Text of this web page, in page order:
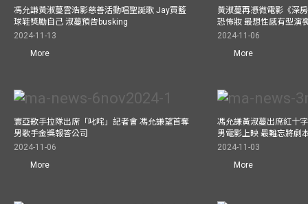
馮允謙黃淑蔓雲浩影慈善活動唱聖誕歌 Jay買籃
球鞋獎勵自己 淑蔓預告busking
2024-11-13
More
黃淑蔓再憑微電影《深
恐怖妝 最想性感有型演
2024-11-06
More
寰亞歌手拉隊出席「叱咤」記者會 馮允謙望首奪
男歌手金獎報答公司
2024-11-06
More
馮允謙黃淑蔓出席紅十
男電影上映 最難忘將劇
2024-11-03
More